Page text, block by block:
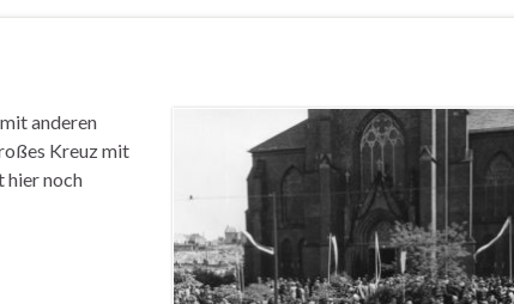
anderen
Kreuz mit
hier noch